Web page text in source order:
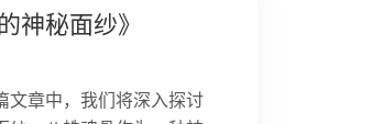
神秘面纱》
文章中，我们将深入探讨